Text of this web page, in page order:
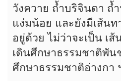
วังควาย ถ้ำบริจินดา ถ้
แง่มน้อย และยังมีเส้น
อยู่ด้วย ไม่ว่าจะเป็น เ
เดินศึกษาธรรมชาติพัน
ศึกษาธรรมชาติอ่างกา